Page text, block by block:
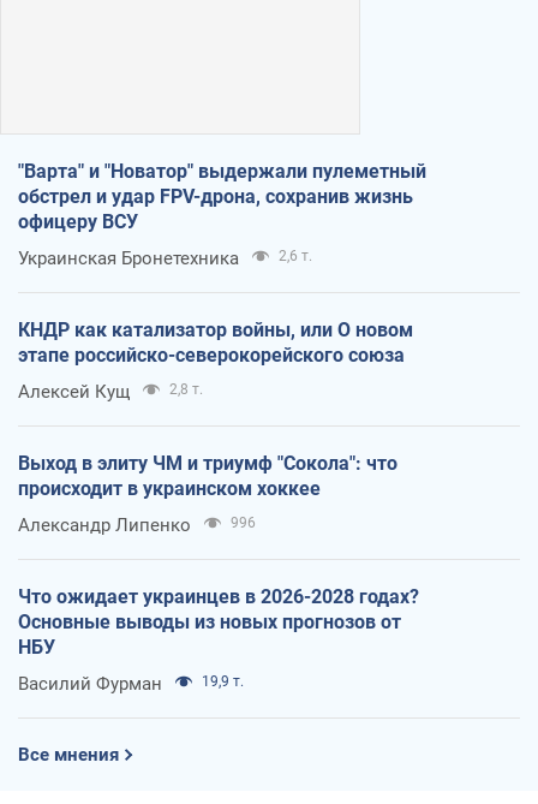
"Варта" и "Новатор" выдержали пулеметный
обстрел и удар FPV-дрона, сохранив жизнь
офицеру ВСУ
Украинская Бронетехника 2,6 т.
КНДР как катализатор войны, или О новом
этапе российско-северокорейского союза
Алексей Кущ 2,8 т.
Выход в элиту ЧМ и триумф "Сокола": что
происходит в украинском хоккее
Александр Липенко 996
Что ожидает украинцев в 2026-2028 годах?
Основные выводы из новых прогнозов от
НБУ
Василий Фурман 19,9 т.
Все мнения